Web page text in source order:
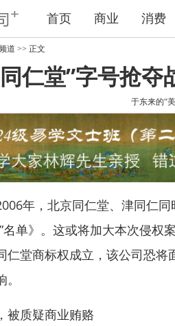
首页 商业 消费
道 >> 正文
仁堂”字号抢
于东来的“
年，北京同仁堂、津同仁同
”名单》。这或将加大本次侵权
仁堂商标权成立，该公司恐将
被质疑商业贿赂